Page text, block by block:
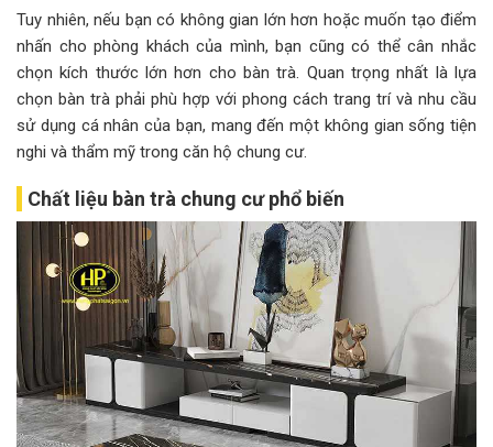
Tuy nhiên, nếu bạn có không gian lớn hơn hoặc muốn tạo điểm
nhấn cho phòng khách của mình, bạn cũng có thể cân nhắc
chọn kích thước lớn hơn cho bàn trà. Quan trọng nhất là lựa
chọn bàn trà phải phù hợp với phong cách trang trí và nhu cầu
sử dụng cá nhân của bạn, mang đến một không gian sống tiện
nghi và thẩm mỹ trong căn hộ chung cư.
Chất liệu bàn trà chung cư phổ biến